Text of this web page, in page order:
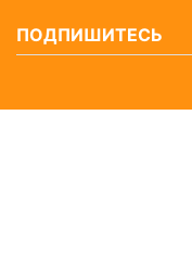
ПОДПИШИТЕСЬ